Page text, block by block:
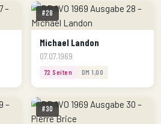
#28
Michael Landon
07.07.1969
72 Seiten DM 1,00
#30